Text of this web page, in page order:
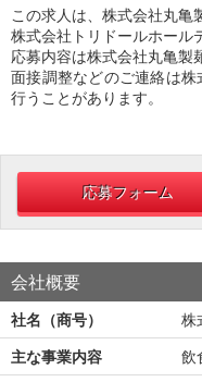
この求人は、株式会社丸亀
株式会社トリドールホール
応募内容は株式会社丸亀製
面接調整などのご連絡は
行うことがあります。
応募フォーム
会社概要
社名（商号）
株
主な事業内容
飲